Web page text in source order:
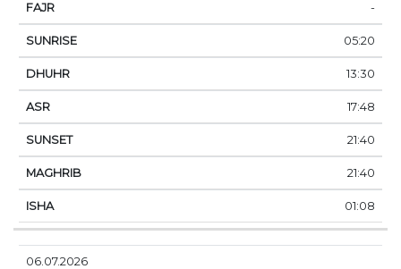
-
05:20
13:30
17:48
21:40
21:40
01:08
06.07.2026